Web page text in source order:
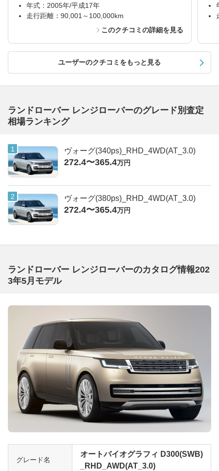
年式：2005年/平成17年
走行距離：90,001～100,000km
このクチコミの詳細を見る
ユーザーのクチコミをもっと見る
ランドローバー レンジローバーのグレード別査定
相場ランキング
ヴォーグ(340ps)_RHD_4WD(AT_3.0)
272.4〜365.4万円
ヴォーグ(380ps)_RHD_4WD(AT_3.0)
272.4〜365.4万円
ランドローバー レンジローバーのカタログ情報202
3年5月モデル
グレード名
オートバイオグラフィ D300(SWB)
_RHD_AWD(AT_3.0)